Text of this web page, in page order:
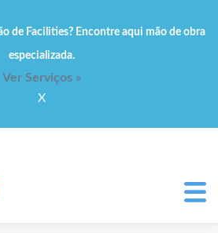
de Facilities? Encontre aqui mão de obra
especializada.
Ver Serviços »
X